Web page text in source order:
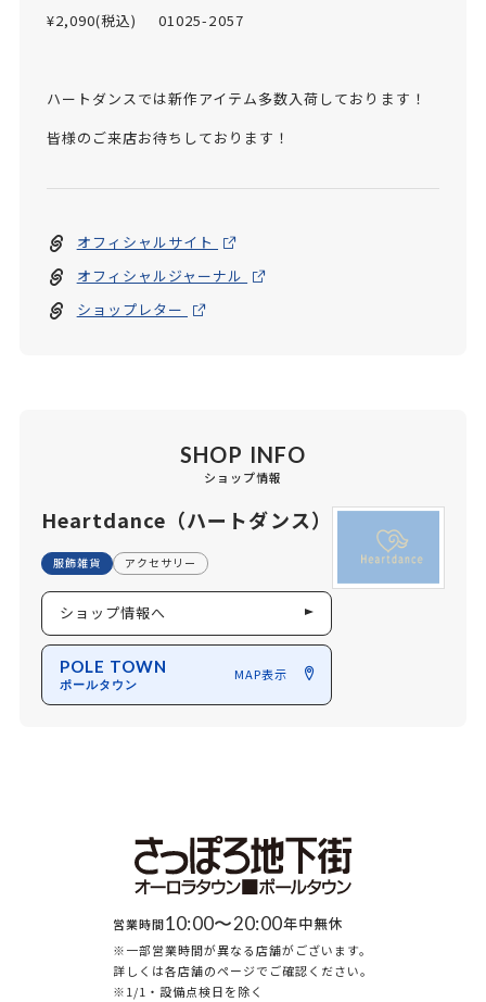
¥2,090(税込) 01025-2057
ハートダンスでは新作アイテム多数入荷しております！
皆様のご来店お待ちしております！
オフィシャルサイト
オフィシャルジャーナル
ショップレター
SHOP INFO
ショップ情報
Heartdance（ハートダンス）
服飾雑貨 アクセサリー
ショップ情報へ
POLE TOWN
ポールタウン
MAP表示
営業時間10:00〜20:00年中無休
※一部営業時間が異なる店舗がございます。
詳しくは各店舗のページでご確認ください。
※1/1・設備点検日を除く